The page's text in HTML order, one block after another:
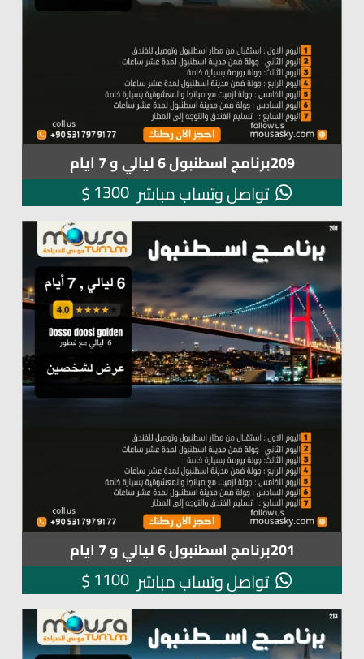
209برنامج اسطنبول 6 ليالي و 7 ايام
تواصل وتساب مباشر $1300
201برنامج اسطنبول 6 ليالي و 7 ايام
تواصل وتساب مباشر $1100